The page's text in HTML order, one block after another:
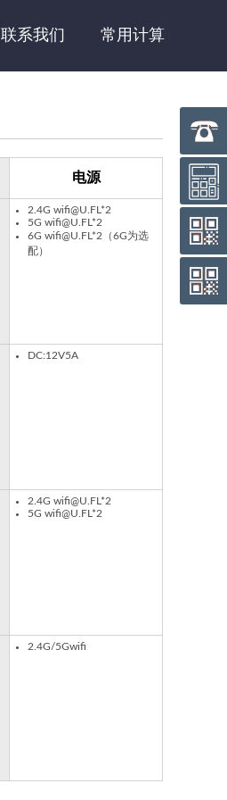
联系我们 常用计算
电源
2.4G wifi@U.FL*2
5G wifi@U.FL*2
6G wifi@U.FL*2（6G为选
配）
DC:12V5A
2.4G wifi@U.FL*2
5G wifi@U.FL*2
2.4G/5Gwifi